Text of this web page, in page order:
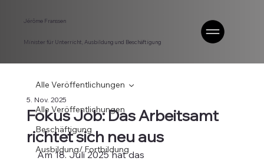
Minister für Unterricht, Ausbildung und Beschäftigung
Jérôme Franssen
Alle Veröffentlichungen
Beschäftigung
Ausbildung/ Fortbildung
Alle Veröffentlichungen
Fokus Job: Das Arbeitsamt
richtet sich neu aus
5. Nov. 2025
Am 18. Juli 2025 hat das